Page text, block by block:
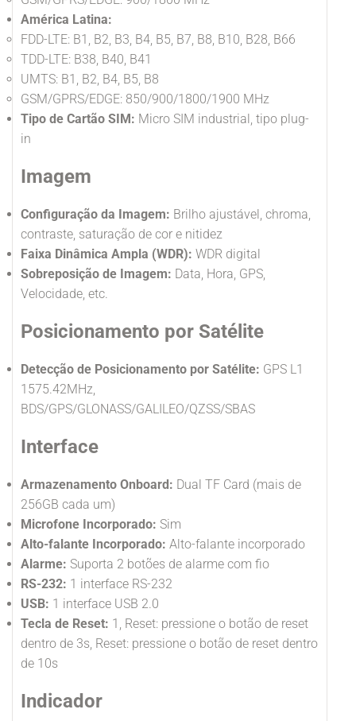
América Latina:
FDD-LTE: B1, B2, B3, B4, B5, B7, B8, B10, B28, B66
TDD-LTE: B38, B40, B41
UMTS: B1, B2, B4, B5, B8
GSM/GPRS/EDGE: 850/900/1800/1900 MHz
Tipo de Cartão SIM: Micro SIM industrial, tipo plug-
in
Imagem
Configuração da Imagem: Brilho ajustável, chroma,
contraste, saturação de cor e nitidez
Faixa Dinâmica Ampla (WDR): WDR digital
Sobreposição de Imagem: Data, Hora, GPS,
Velocidade, etc.
Posicionamento por Satélite
Detecção de Posicionamento por Satélite: GPS L1
1575.42MHz,
BDS/GPS/GLONASS/GALILEO/QZSS/SBAS
Interface
Armazenamento Onboard: Dual TF Card (mais de
256GB cada um)
Microfone Incorporado: Sim
Alto-falante Incorporado: Alto-falante incorporado
Alarme: Suporta 2 botões de alarme com fio
RS-232: 1 interface RS-232
USB: 1 interface USB 2.0
Tecla de Reset: 1, Reset: pressione o botão de reset
dentro de 3s, Reset: pressione o botão de reset dentro
de 10s
Indicador